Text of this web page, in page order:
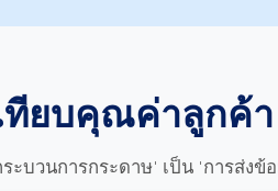
ทียบคุณค่าลูกค้า
ระบวนการกระดาษ' เป็น 'การส่ง